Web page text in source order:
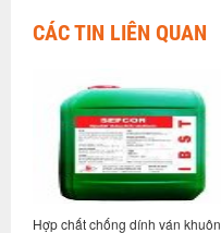
CÁC TIN LIÊN QUAN
Hợp chất chống dính ván khuôn